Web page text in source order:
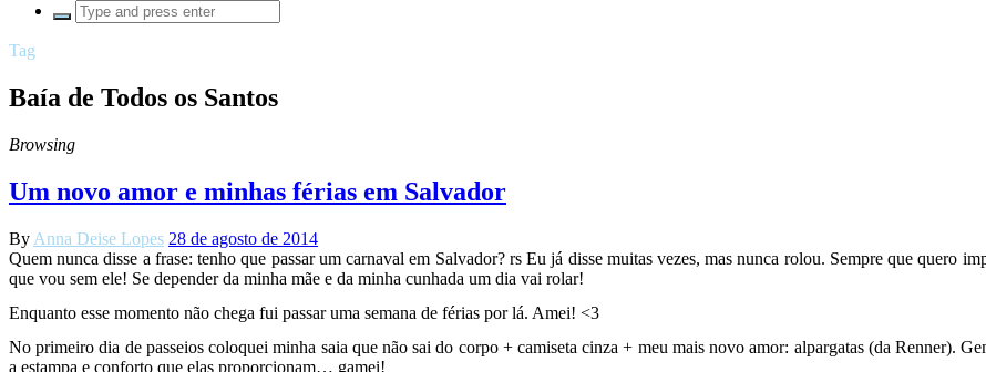
Tag
Baía de Todos os Santos
Browsing
Um novo amor e minhas férias em Salvador
By Anna Deise Lopes 28 de agosto de 2014
Quem nunca disse a frase: tenho que passar um carnaval em Salvador? rs Eu já disse muitas vezes, mas nunca rolou. Sempre que quero
que vou sem ele! Se depender da minha mãe e da minha cunhada um dia vai rolar!
Enquanto esse momento não chega fui passar uma semana de férias por lá. Amei! <3
No primeiro dia de passeios coloquei minha saia que não sai do corpo + camiseta cinza + meu mais novo amor: alpargatas (da Renner).
a estampa e conforto que elas proporcionam… gamei!